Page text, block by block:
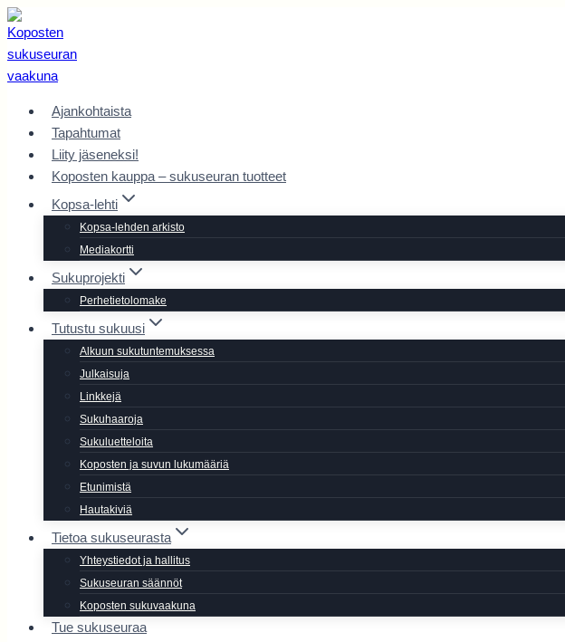
Siirry
sisältöön
Ajankohtaista
Tapahtumat
Liity jäseneksi!
Koposten kauppa – sukuseuran tuotteet
Kopsa-lehti
Kopsa-lehden arkisto
Mediakortti
Sukuprojekti
Perhetietolomake
Tutustu sukuusi
Alkuun sukutuntemuksessa
Julkaisuja
Linkkejä
Sukuhaaroja
Sukuluetteloita
Koposten ja suvun lukumääriä
Etunimistä
Hautakiviä
Tietoa sukuseurasta
Yhteystiedot ja hallitus
Sukuseuran säännöt
Koposten sukuvaakuna
Tue sukuseuraa